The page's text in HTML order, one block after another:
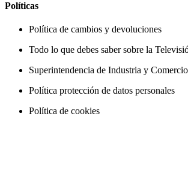
Políticas
Política de cambios y devoluciones
Todo lo que debes saber sobre la
Superintendencia de Industria y
Política protección de datos personales
Política de cookies